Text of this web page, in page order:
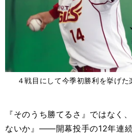
４戦目にして今季初勝利を挙げ
『そのうち勝てるさ』ではなく
ないか』――開幕投手の12年連